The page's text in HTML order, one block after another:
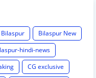
Bilaspur
Bilaspur New
hindi-news
CG exclusive